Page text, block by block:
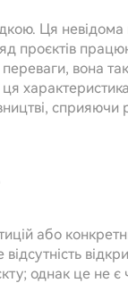
Ця
вона
або
однак це не є